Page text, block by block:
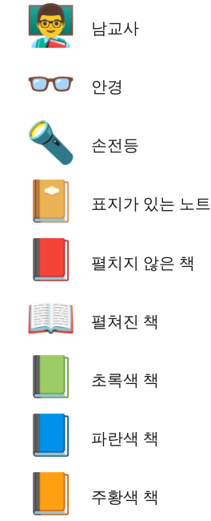
👨‍🏫 남교사
👓 안경
🔦 손전등
📔 표지가 있는 노트
펼치지 않은 책
📖 펼쳐진 책
초록색 책
파란색 책
주황색 책